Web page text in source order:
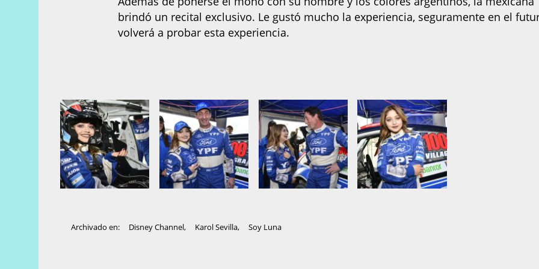
brindó un recital exclusivo. Le gustó mucho la experiencia, seguramente en el
volverá a probar esta experiencia.
Archivado en: Disney Channel, Karol Sevilla, Soy Luna